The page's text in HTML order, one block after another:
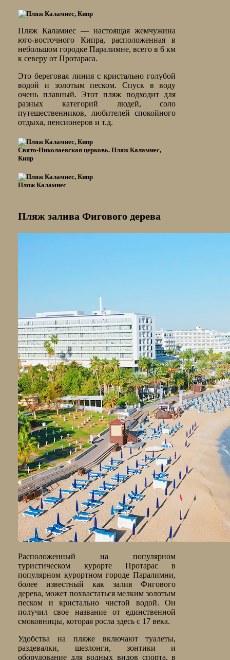
Пляж Каламиес — настоящая жемчужина
юго-восточного Кипра, расположенная в
небольшом городке Паралимне, всего в 6 км
к северу от Протараса.
Это береговая линия с кристально голубой
водой и золотым песком. Спуск в воду
очень плавный. Этот пляж подходит для
разных категорий людей, соло
путешественников, любителей спокойного
отдыха, пенсионеров и т.д.
Свято-Николаевская церковь. Пляж Каламиес,
Кипр
Пляж Каламиес
Пляж залива Фигового дерева
Расположенный на популярном
туристическом курорте Протарас в
популярном курортном городе Паралимни,
более известный как залив Фигового
дерева, может похвастаться мелким золотым
песком и кристально чистой водой. Он
получил свое название от единственной
смоковницы, которая росла здесь с 17 века.
Удобства на пляже включают туалеты,
раздевалки, шезлонги, зонтики и
оборудование для водных видов спорта, в